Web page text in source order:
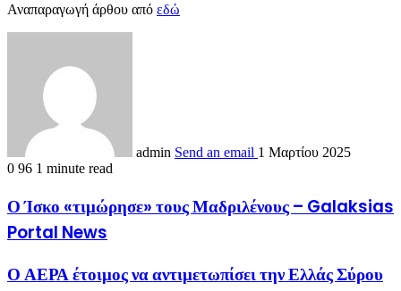
Αναπαραγωγή άρθου από εδώ
admin Send an email 1 Μαρτίου 2025
0 96 1 minute read
Ο Ίσκο «τιμώρησε» τους Μαδριλένους – Galaksias
Portal News
Ο ΑΕΡΑ έτοιμος να αντιμετωπίσει την Ελλάς Σύρου